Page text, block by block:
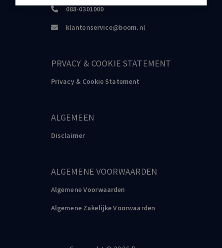
088-0301000
klantenservice@boom.nl
PRVACY & COOKIE STATEMENT
Privacy & Cookie Statement
ALGEMEEN
Disclaimer
ALGEMENE VOORWAARDEN
Algemene Voorwaarden
Algemene Zakelijke Voorwaarden